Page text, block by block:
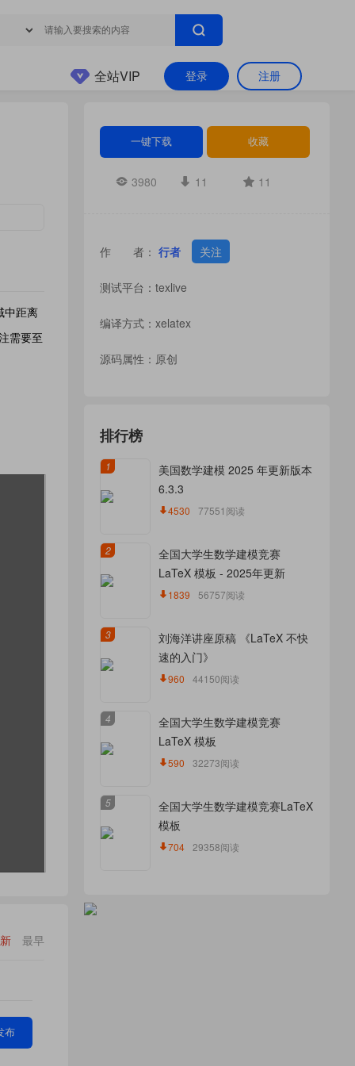
登录 注册
全站VIP
中距离
需要至
最早
布
一键下载 收藏
3980 11 11
作 者： 行者 关注
测试平台：texlive
编译方式：xelatex
源码属性：原创
排行榜
1
美国数学建模 2025 年更新版本
6.3.3
4530 77551阅读
2
全国大学生数学建模竞赛
LaTeX 模板 - 2025年更新
1839 56757阅读
3
刘海洋讲座原稿 《LaTeX 不快
速的入门》
960 44150阅读
4
全国大学生数学建模竞赛
LaTeX 模板
590 32273阅读
5
全国大学生数学建模竞赛LaTeX
模板
704 29358阅读